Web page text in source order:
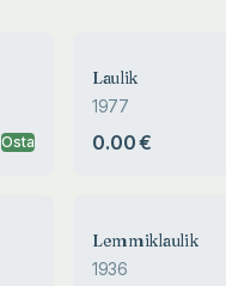
Osta
Laulik
1977
0.00 €
Lemmiklaulik
1936